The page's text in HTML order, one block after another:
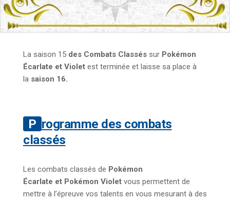
La saison 15 des Combats Classés sur Pokémon
Écarlate et Violet est terminée et laisse sa place à
la saison 16.
Programme des combats
classés
Les combats classés de Pokémon
Écarlate et Pokémon Violet vous permettent de
mettre à l’épreuve vos talents en vous mesurant à des